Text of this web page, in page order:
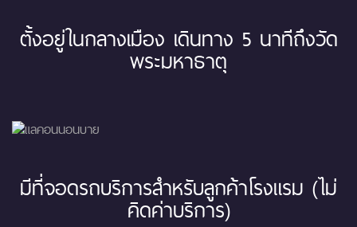
ตั้งอยู่ในกลางเมือง เดินทาง 5 นาทีถึงวัด
พระมหาธาตุ
มีที่จอดรถบริการสำหรับลูกค้าโรงแรม (ไม่
คิดค่าบริการ)